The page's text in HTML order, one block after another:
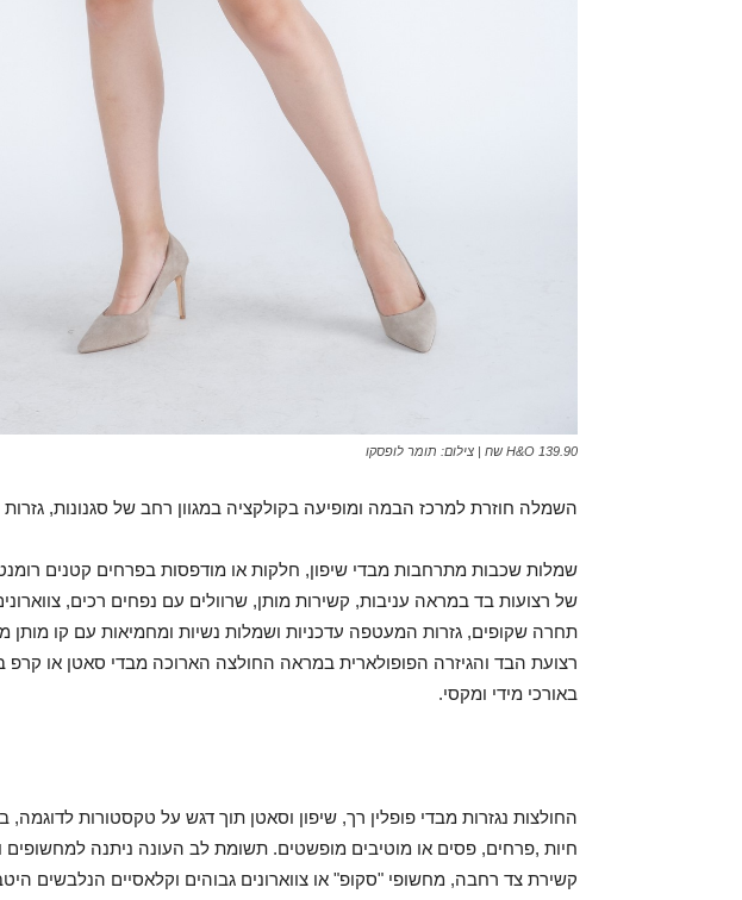
H&O 139.90 שח | צילום: תומר לופסקו
השמלה חוזרת למרכז הבמה ומופיעה בקולקציה במגוון רחב של סגנונות, גזרות
שמלות שכבות מתרחבות מבדי שיפון, חלקות או מודפסות בפרחים קטנים
של רצועות בד במראה עניבות, קשירות מותן, שרוולים עם נפחים רכים,
תחרה שקופים, גזרות המעטפה עדכניות ושמלות נשיות ומחמיאות עם קו
רצועת הבד והגיזרה הפופולארית במראה החולצה הארוכה מבדי סאטן או קרפ
באורכי מידי ומקסי.
החולצות נגזרות מבדי פופלין רך, שיפון וסאטן תוך דגש על טקסטורות
חיות ,פרחים, פסים או מוטיבים מופשטים. תשומת לב העונה ניתנה
קשירת צד רחבה, מחשופי "סקופ" או צווארונים גבוהים וקלאסיים הנלבשים